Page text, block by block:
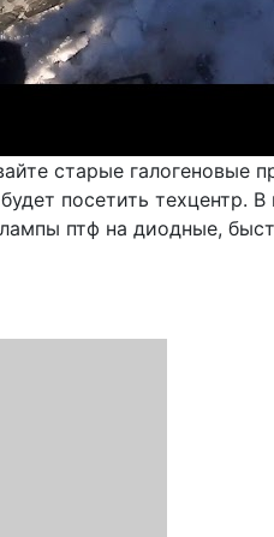
старые галогеновые
посетить техцентр.
птф на диодные,